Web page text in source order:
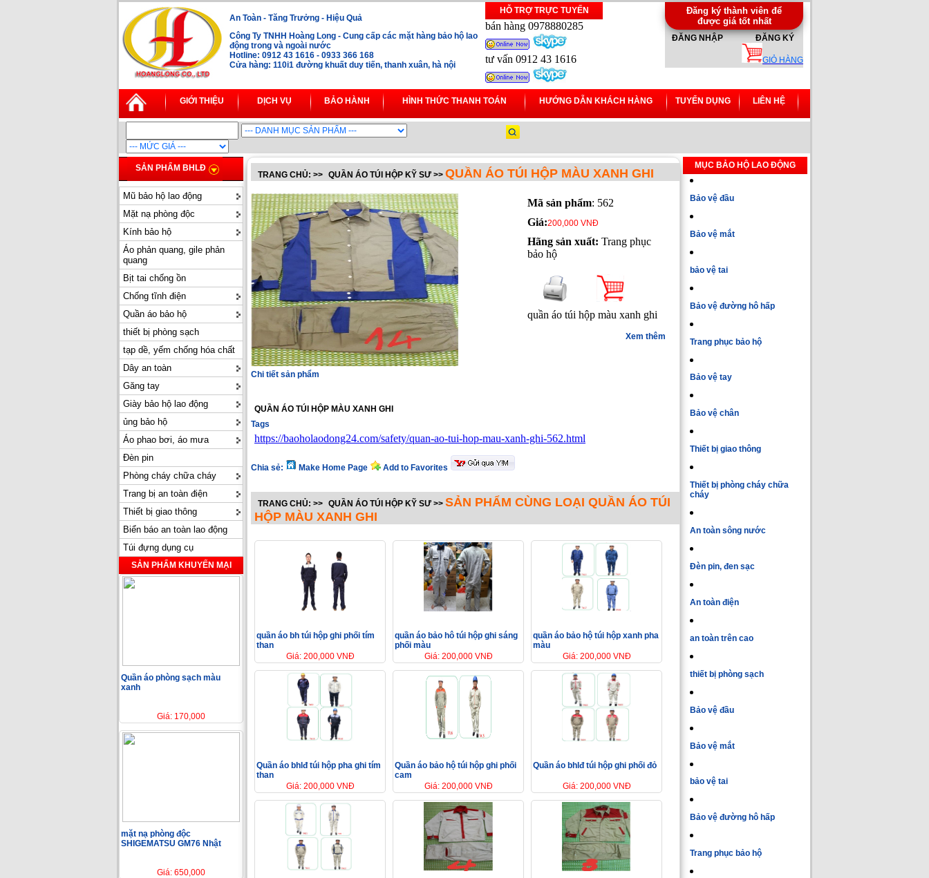
An Toàn - Tăng Trưởng - Hiệu Quả
Công Ty TNHH Hoàng Long - Cung cấp các mặt hàng bảo hộ lao
động trong và ngoài nước
Hotline: 0912 43 1616 - 0933 366 168
Cửa hàng: 110i1 đường khuất duy tiến, thanh xuân, hà nội
HỖ TRỢ TRỰC TUYẾN
bán hàng 0978880285
tư vấn 0912 43 1616
Đăng ký thành viên để
được giá tốt nhất
ĐĂNG NHẬP ĐĂNG KÝ
GIỎ HÀNG
GIỚI THIỆU DỊCH VỤ BẢO HÀNH HÌNH THỨC THANH TOÁN HƯỚNG DẪN KHÁCH HÀNG TUYỂN DỤNG LIÊN HỆ
SẢN PHẨM BHLĐ
Mũ bảo hộ lao động
Mặt nạ phòng độc
Kính bảo hộ
Áo phản quang, gile phản
quang
Bịt tai chống ồn
Chống tĩnh điện
Quần áo bảo hộ
thiết bị phòng sạch
tạp dề, yếm chống hóa chất
Dây an toàn
Găng tay
Giày bảo hộ lao động
ủng bảo hộ
Áo phao bơi, áo mưa
Đèn pin
Phòng cháy chữa cháy
Trang bị an toàn điện
Thiết bị giao thông
Biển báo an toàn lao động
Túi đựng dụng cụ
SẢN PHẨM KHUYẾN MẠI
Quần áo phòng sạch màu
xanh
Giá: 170,000
mặt nạ phòng độc
SHIGEMATSU GM76 Nhật
Giá: 650,000
TRANG CHỦ: >> QUẦN ÁO TÚI HỘP KỸ SƯ >> QUẦN ÁO TÚI HỘP MÀU XANH GHI
Mã sản phẩm: 562
Giá:200,000 VNĐ
Hãng sản xuất: Trang phục
bảo hộ
quần áo túi hộp màu xanh ghi
Xem thêm
Chi tiết sản phẩm
QUẦN ÁO TÚI HỘP MÀU XANH GHI
Tags
https://baoholaodong24.com/safety/quan-ao-tui-hop-mau-xanh-ghi-562.html
Chia sẻ: Make Home Page Add to Favorites
TRANG CHỦ: >> QUẦN ÁO TÚI HỘP KỸ SƯ >> SẢN PHẨM CÙNG LOẠI QUẦN ÁO TÚI
HỘP MÀU XANH GHI
quần áo bh túi hộp ghi phối tím
than
Giá: 200,000 VNĐ
quần áo bảo hô túi hộp ghi sáng
phối màu
Giá: 200,000 VNĐ
quần áo bảo hộ túi hộp xanh pha
màu
Giá: 200,000 VNĐ
Quần áo bhlđ túi hộp pha ghi tím
than
Giá: 200,000 VNĐ
Quần áo bảo hộ túi hộp ghi phối
cam
Giá: 200,000 VNĐ
Quần áo bhlđ túi hộp ghi phối đỏ
Giá: 200,000 VNĐ
MỤC BẢO HỘ LAO ĐỘNG
Bảo vệ đầu
Bảo vệ mắt
bảo vệ tai
Bảo vệ đường hô hấp
Trang phục bảo hộ
Bảo vệ tay
Bảo vệ chân
Thiết bị giao thông
Thiết bị phòng cháy chữa
cháy
An toàn sông nước
Đèn pin, đen sạc
An toàn điện
an toàn trên cao
thiết bị phòng sạch
Bảo vệ đầu
Bảo vệ mắt
bảo vệ tai
Bảo vệ đường hô hấp
Trang phục bảo hộ